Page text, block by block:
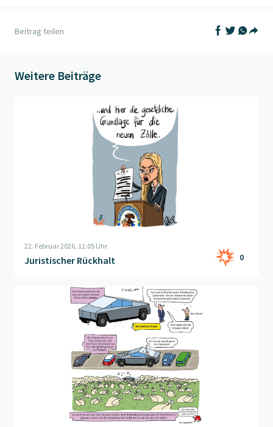
Beitrag teilen Auf Facebook
AufAuf
Weitere Beiträge
Juristischer Rückhalt " öffnen
22. Februar 2026, 11:05 Uhr
Juristischer Rückhalt 0
Chlorhuhnjagd " öffnen